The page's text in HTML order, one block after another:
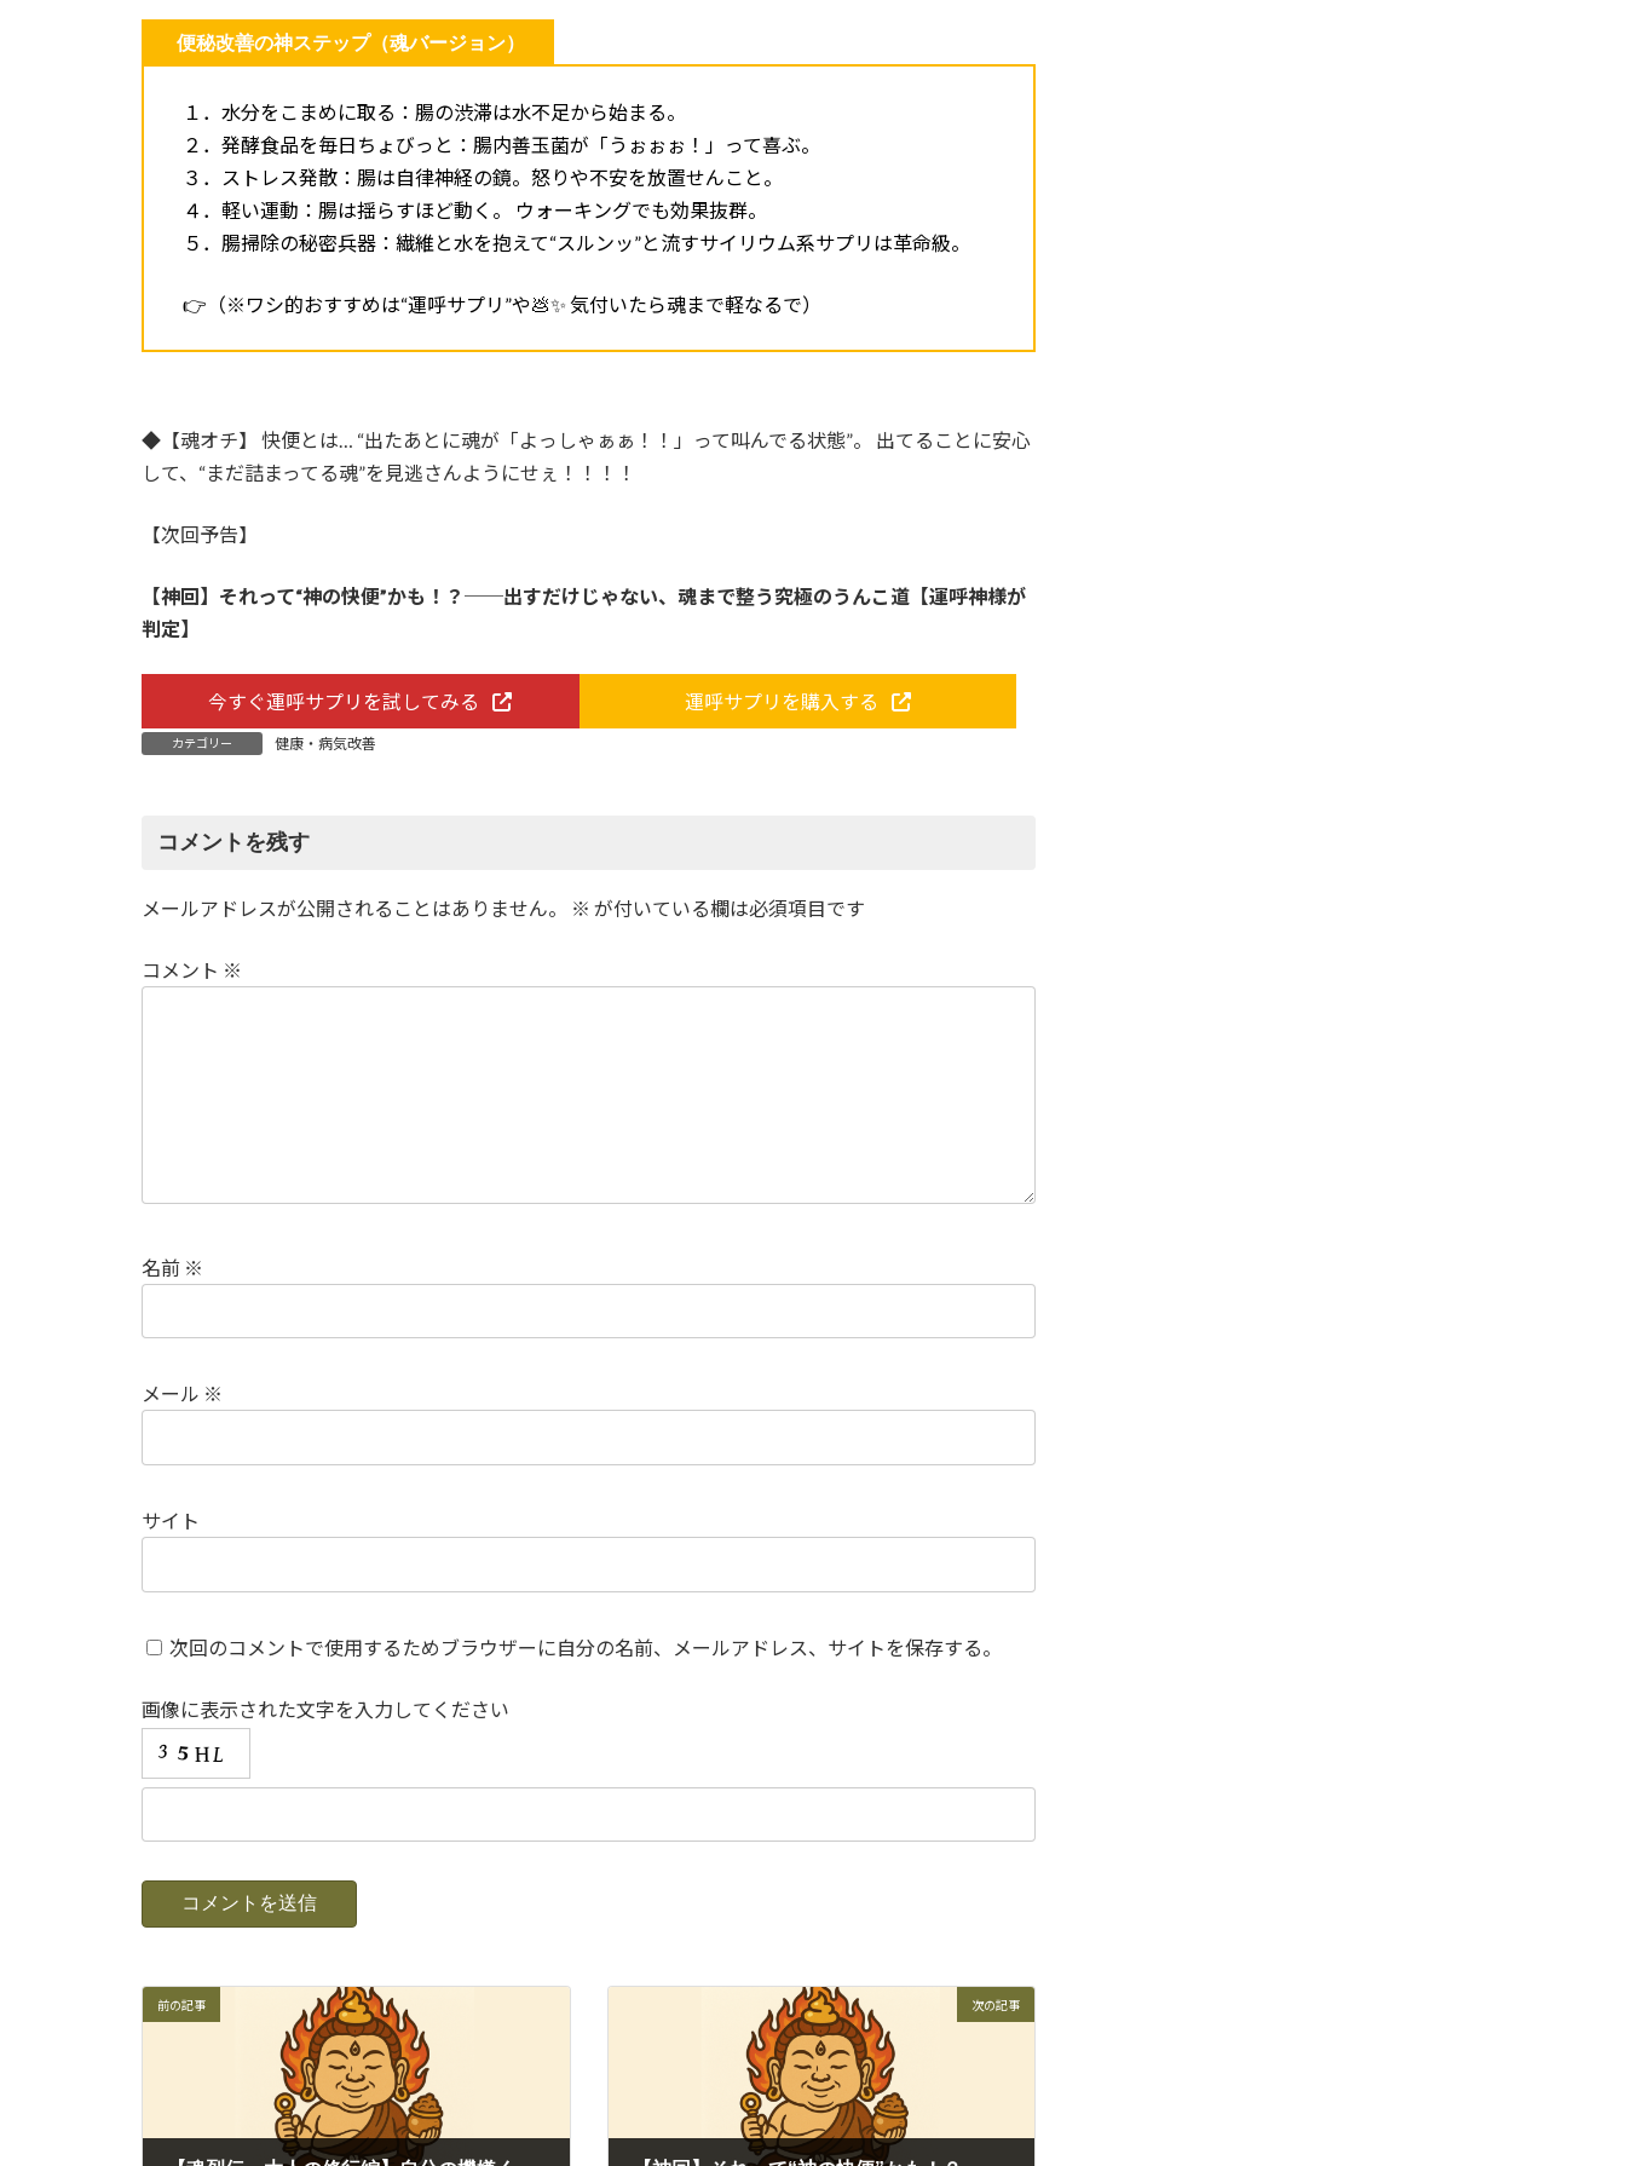
便秘改善の神ステップ（魂バージョン）
１．水分をこまめに取る：腸の渋滞は水不足から始まる。
２．発酵食品を毎日ちょびっと：腸内善玉菌が「うぉぉぉ！」って喜ぶ。
３．ストレス発散：腸は自律神経の鏡。怒りや不安を放置せんこと。
４．軽い運動：腸は揺らすほど動く。 ウォーキングでも効果抜群。
５．腸掃除の秘密兵器：繊維と水を抱えて“スルンッ”と流すサイリウム系サプリは革命級。
👉（※ワシ的おすすめは“運呼サプリ”や💩✨ 気付いたら魂まで軽なるで）
◆【魂オチ】 快便とは… “出たあとに魂が「よっしゃぁぁ！！」って叫んでる状態”。 出てることに安心
して、“まだ詰まってる魂”を見逃さんようにせぇ！！！！
【次回予告】
【神回】それって“神の快便”かも！？──出すだけじゃない、魂まで整う究極のうんこ道【運呼神様が
判定】
今すぐ運呼サプリを試してみる 運呼サプリを購入する
カテゴリー 健康・病気改善
コメントを残す
メールアドレスが公開されることはありません。 ※ が付いている欄は必須項目です
コメント ※
名前 ※
メール ※
サイト
次回のコメントで使用するためブラウザーに自分の名前、メールアドレス、サイトを保存する。
画像に表示された文字を入力してください
前の記事 次の記事